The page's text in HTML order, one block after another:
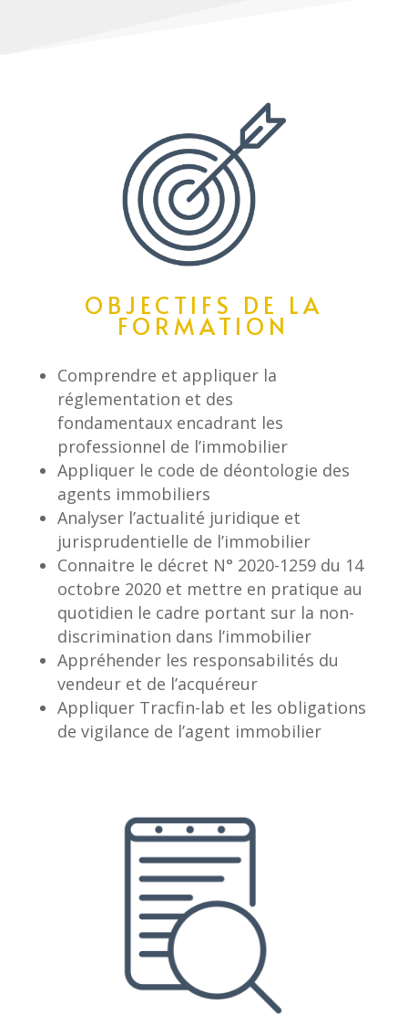
OBJECTIFS DE LA
FORMATION
Comprendre et appliquer la
réglementation et des
fondamentaux encadrant les
professionnel de l’immobilier
Appliquer le code de déontologie des
agents immobiliers
Analyser l’actualité juridique et
jurisprudentielle de l’immobilier
Connaitre le décret N° 2020-1259 du 14
octobre 2020 et mettre en pratique au
quotidien le cadre portant sur la non-
discrimination dans l’immobilier
Appréhender les responsabilités du
vendeur et de l’acquéreur
Appliquer Tracfin-lab et les obligations
de vigilance de l’agent immobilier